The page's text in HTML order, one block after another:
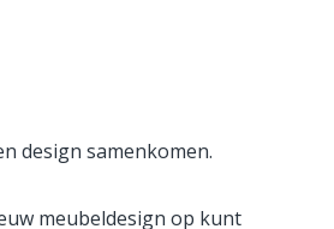
design samenkomen.
meubeldesign op kunt